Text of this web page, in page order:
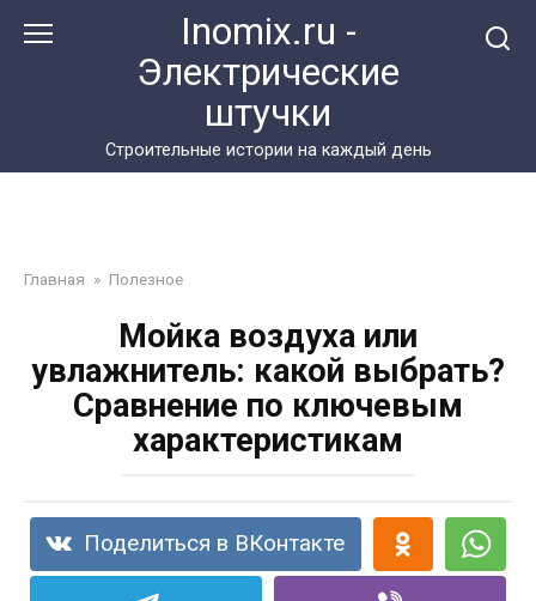
Inomix.ru -
Электрические
штучки
Cтроительные истории на каждый день
Главная » Полезное
Мойка воздуха или
увлажнитель: какой выбрать?
Сравнение по ключевым
характеристикам
Поделиться в ВКонтакте